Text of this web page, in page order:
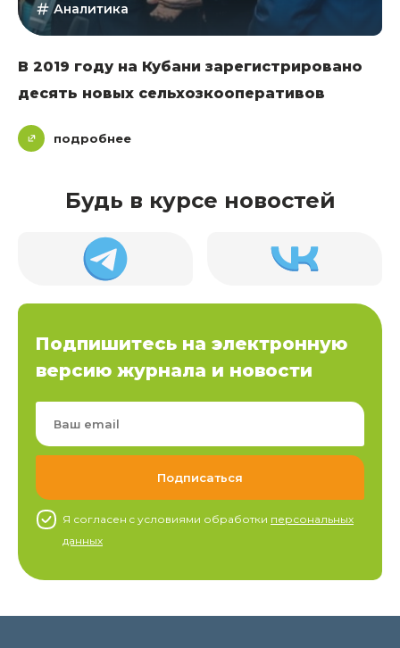
Аналитика
В 2019 году на Кубани зарегистрировано
десять новых сельхозкооперативов
подробнее
Будь в курсе новостей
Подпишитесь на электронную
версию журнала и новости
Я согласен c условиями обработки персональных
данных